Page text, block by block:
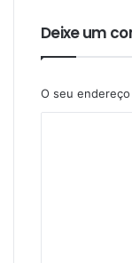
Deixe um
O seu